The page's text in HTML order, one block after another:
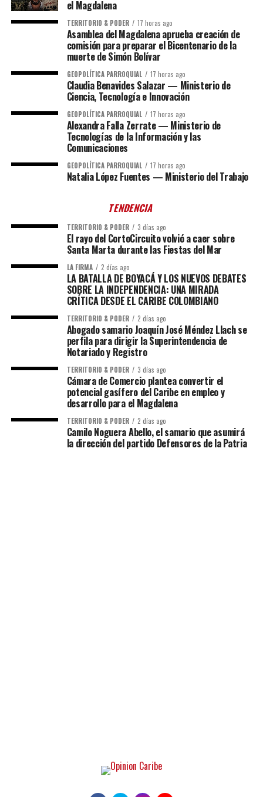
el Magdalena
TERRITORIO & PODER 17 horas ago
Asamblea del Magdalena aprueba creación de
comisión para preparar el Bicentenario de la
muerte de Simón Bolívar
GEOPOLÍTICA PARROQUIAL 17 horas ago
Claudia Benavides Salazar — Ministerio de
Ciencia, Tecnología e Innovación
GEOPOLÍTICA PARROQUIAL 17 horas ago
Alexandra Falla Zerrate — Ministerio de
Tecnologías de la Información y las
Comunicaciones
GEOPOLÍTICA PARROQUIAL 17 horas ago
Natalia López Fuentes — Ministerio del Trabajo
TENDENCIA
TERRITORIO & PODER 3 días ago
El rayo del CortoCircuito volvió a caer sobre
Santa Marta durante las Fiestas del Mar
LA FIRMA 2 días ago
LA BATALLA DE BOYACÁ Y LOS NUEVOS DEBATES
SOBRE LA INDEPENDENCIA: UNA MIRADA
CRÍTICA DESDE EL CARIBE COLOMBIANO
TERRITORIO & PODER 2 días ago
Abogado samario Joaquín José Méndez Llach se
perfila para dirigir la Superintendencia de
Notariado y Registro
TERRITORIO & PODER 3 días ago
Cámara de Comercio plantea convertir el
potencial gasífero del Caribe en empleo y
desarrollo para el Magdalena
TERRITORIO & PODER 2 días ago
Camilo Noguera Abello, el samario que asumirá
la dirección del partido Defensores de la Patria